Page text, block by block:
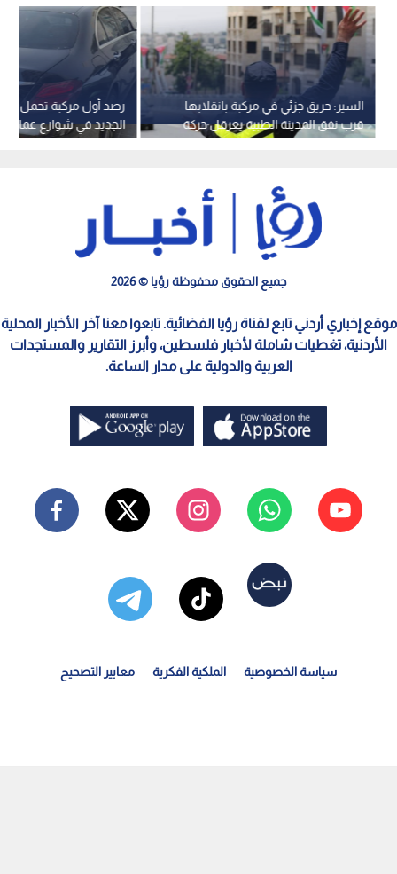
رصد أول مركبة تحمل لوحة
الجديد في شوارع عمان
السير: حريق جزئي في مركبة بانقلابها
قرب نفق المدينة الطبية يعرقل حركة
المرور
جميع الحقوق محفوظة رؤيا © 2026
موقع إخباري أردني تابع لقناة رؤيا الفضائية. تابعوا معنا آخر الأخبار المحلية
الأردنية، تغطيات شاملة لأخبار فلسطين، وأبرز التقارير والمستجدات
العربية والدولية على مدار الساعة.
سياسة الخصوصية الملكية الفكرية معايير التصحيح